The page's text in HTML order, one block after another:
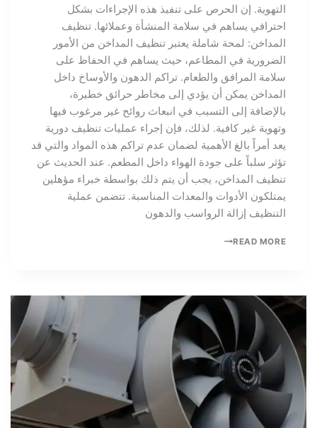
التهوية. إن الحرص على تنفيذ هذه الإجراءات بشكل
احترافي يساهم في سلامة المنشأة وعملائها. تنظيف
المداخن: لمحة شاملة يعتبر تنظيف المداخن من الأمور
الضرورية في المطاعم، حيث يساهم في الحفاظ على
سلامة المرافق والطعام. تراكم الدهون والأوساخ داخل
المداخن يمكن أن يؤدي إلى مخاطر حرائق خطيرة،
بالإضافة إلى التسبب في انبعاث روائح غير مرغوب فيها
وتهوية غير كافية. لذلك، فإن إجراء عمليات تنظيف دورية
يعد أمراً بالغ الأهمية لضمان عدم تراكم هذه المواد والتي قد
تؤثر سلباً على جودة الهواء داخل المطعم. عند الحديث عن
تنظيف المداخن، يجب أن يتم ذلك بواسطة خبراء مؤهلين
يمتلكون الأدوات والمعدات المناسبة. تتضمن عملية
التنظيف إزالة الرواسب والدهون
READ MORE